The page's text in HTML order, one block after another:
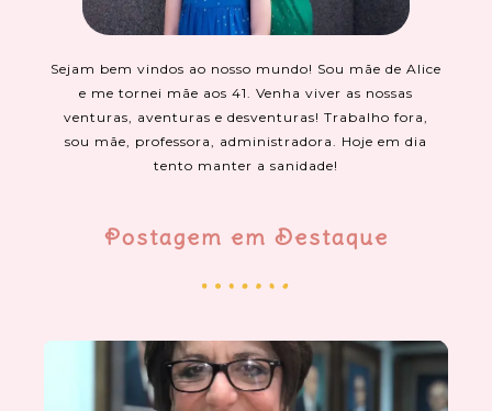
Sejam bem vindos ao nosso mundo! Sou mãe de Alice
e me tornei mãe aos 41. Venha viver as nossas
venturas, aventuras e desventuras! Trabalho fora,
sou mãe, professora, administradora. Hoje em dia
tento manter a sanidade!
Postagem em Destaque